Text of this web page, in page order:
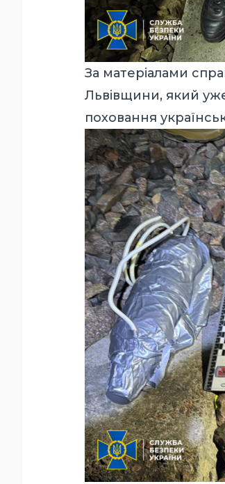
За матеріалами
Львівщини, який уже
поховання